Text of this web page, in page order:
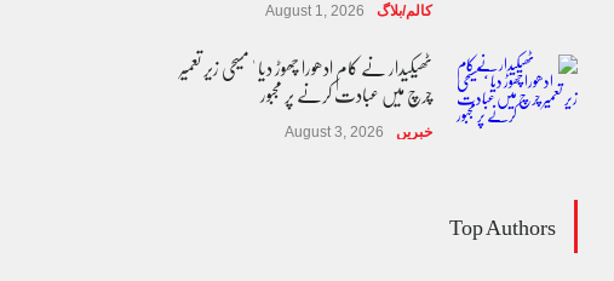
کالم/بلاگ August 1, 2026
ٹھیکیدار نے کام ادھورا چھوڑ دیا ' مسیحی زیر تعمیر
چرچ میں عبادت کرنے پر مجبور
خبریں August 3, 2026
Top Authors